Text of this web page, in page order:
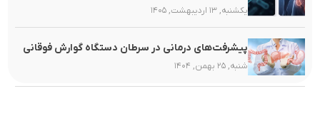
یکشنبه, ۱۳ اردیبهشت, ۱۴۰۵
پیشرفت‌های درمانی در سرطان دستگاه گوارش فوقانی
شنبه, ۲۵ بهمن, ۱۴۰۴